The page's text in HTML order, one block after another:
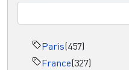
Paris(457)
France(327)